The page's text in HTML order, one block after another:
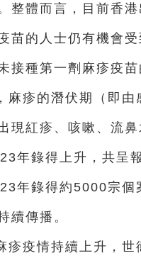
整體而言，目前香
苗的人士仍有機會
接種第一劑麻疹疫苗
麻疹的潛伏期（即
現紅疹、咳嗽、流
年錄得上升，共呈
年錄得約5000宗個
續傳播。
疹疫情持續上升，